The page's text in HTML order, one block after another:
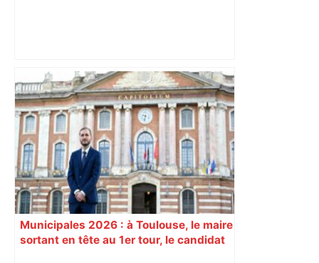
Municipales 2026 : Toulouse va-t-elle
enfin passer à gauche et en finir avec
son « anomalie » ? – L'Humanité
Municipales 2026 : à Toulouse, le maire
sortant en tête au 1er tour, le candidat